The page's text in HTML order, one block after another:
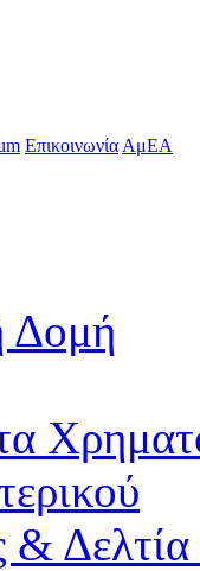
Επικοινωνία ΑμΕΑ
Δομή
&